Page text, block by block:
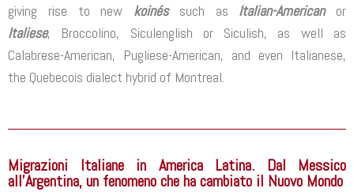
giving rise to new koinés such as Italian-Americanor
Italiese, Broccolino, Siculenglish or Siculish, as well as
Calabrese-American, Pugliese-American, and even Italianese,
the Quebecois dialect hybrid of Montreal.
Migrazioni Italiane in America Latina. Dal Messico
all’Argentina, un fenomeno che ha cambiato il Nuovo Mondo